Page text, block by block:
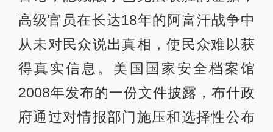
高级官员在长达18年的阿富汗战争中
从未对民众说出真相，使民众难以获
得真实信息。美国国家安全档案馆
2008年发布的一份文件披露，布什政
府通过对情报部门施压和选择性公布